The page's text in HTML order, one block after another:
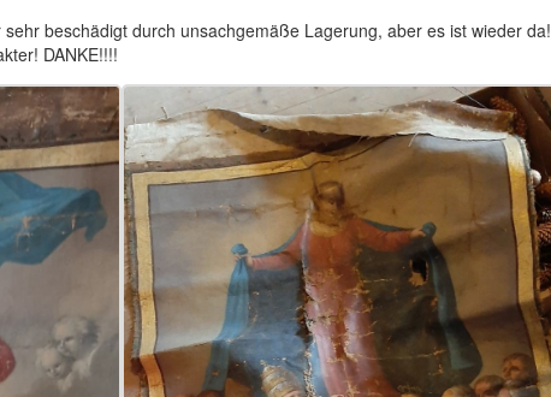
beschädigt durch unsachgemäße Lagerung, aber es ist wieder da!
DANKE!!!!